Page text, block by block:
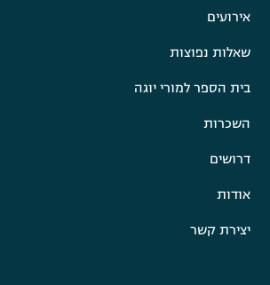
אירועים
שאלות נפוצות
בית הספר למורי יוגה
השכרות
דרושים
אודות
יצירת קשר